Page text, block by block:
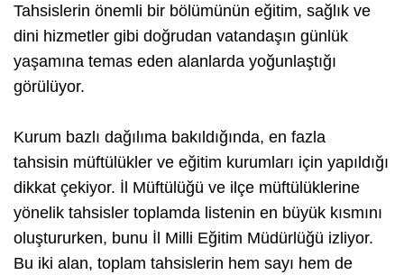
Tahsislerin önemli bir bölümünün eğitim, sağlık ve
dini hizmetler gibi doğrudan vatandaşın günlük
yaşamına temas eden alanlarda yoğunlaştığı
görülüyor.
Kurum bazlı dağılıma bakıldığında, en fazla
tahsisin müftülükler ve eğitim kurumları için yapıldığı
dikkat çekiyor. İl Müftülüğü ve ilçe müftülüklerine
yönelik tahsisler toplamda listenin en büyük kısmını
oluştururken, bunu İl Milli Eğitim Müdürlüğü izliyor.
Bu iki alan, toplam tahsislerin hem sayı hem de